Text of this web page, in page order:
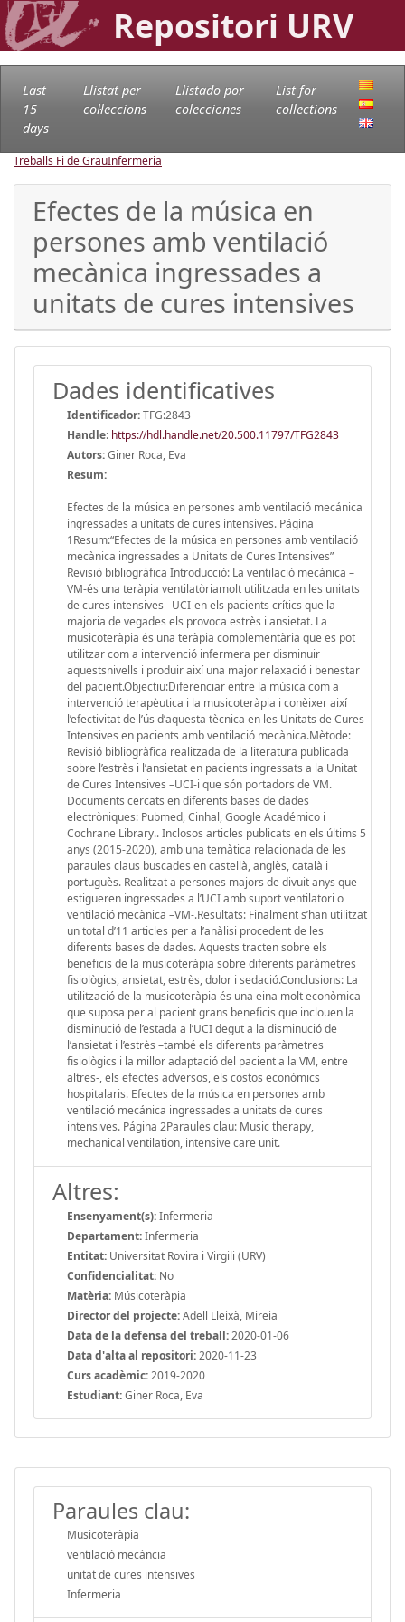
Repositori URV
Last
15
days
Llistat per
col·leccions
Llistado por
colecciones
List for
collections
Treballs Fi de GrauInfermeria
Efectes de la música en
persones amb ventilació
mecànica ingressades a
unitats de cures intensives
Dades identificatives
Identificador:TFG:2843
Handle: https://hdl.handle.net/20.500.11797/TFG2843
Autors:Giner Roca, Eva
Resum:
Efectes de la música en persones amb ventilació mecánica
ingressades a unitats de cures intensives. Página
1Resum:“Efectes de la música en persones amb ventilació
mecànica ingressades a Unitats de Cures Intensives”
Revisió bibliogràfica Introducció: La ventilació mecànica –
VM-és una teràpia ventilatòriamolt utilitzada en les unitats
de cures intensives –UCI-en els pacients crítics que la
majoria de vegades els provoca estrès i ansietat. La
musicoteràpia és una teràpia complementària que es pot
utilitzar com a intervenció infermera per disminuir
aquestsnivells i produir així una major relaxació i benestar
del pacient.Objectiu:Diferenciar entre la música com a
intervenció terapèutica i la musicoteràpia i conèixer així
l’efectivitat de l’ús d’aquesta tècnica en les Unitats de Cures
Intensives en pacients amb ventilació mecànica.Mètode:
Revisió bibliogràfica realitzada de la literatura publicada
sobre l’estrès i l’ansietat en pacients ingressats a la Unitat
de Cures Intensives –UCI-i que són portadors de VM.
Documents cercats en diferents bases de dades
electròniques: Pubmed, Cinhal, Google Académico i
Cochrane Library.. Inclosos articles publicats en els últims 5
anys (2015-2020), amb una temàtica relacionada de les
paraules claus buscades en castellà, anglès, català i
portuguès. Realitzat a persones majors de divuit anys que
estigueren ingressades a l’UCI amb suport ventilatori o
ventilació mecànica –VM-.Resultats: Finalment s’han utilitzat
un total d’11 articles per a l’anàlisi procedent de les
diferents bases de dades. Aquests tracten sobre els
beneficis de la musicoteràpia sobre diferents paràmetres
fisiològics, ansietat, estrès, dolor i sedació.Conclusions: La
utilització de la musicoteràpia és una eina molt econòmica
que suposa per al pacient grans beneficis que inclouen la
disminució de l’estada a l’UCI degut a la disminució de
l’ansietat i l’estrès –també els diferents paràmetres
fisiològics i la millor adaptació del pacient a la VM, entre
altres-, els efectes adversos, els costos econòmics
hospitalaris. Efectes de la música en persones amb
ventilació mecánica ingressades a unitats de cures
intensives. Página 2Paraules clau: Music therapy,
mechanical ventilation, intensive care unit.
Altres:
Ensenyament(s):Infermeria
Departament:Infermeria
Entitat: Universitat Rovira i Virgili (URV)
Confidencialitat: No
Matèria: Músicoteràpia
Director del projecte:Adell Lleixà, Mireia
Data de la defensa del treball:2020-01-06
Data d'alta al repositori:2020-11-23
Curs acadèmic:2019-2020
Estudiant:Giner Roca, Eva
Paraules clau:
Musicoteràpia
ventilació mecància
unitat de cures intensives
Infermeria